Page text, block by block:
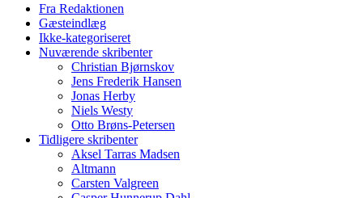
Fra Redaktionen
Gæsteindlæg
Ikke-kategoriseret
Nuværende skribenter
Christian Bjørnskov
Jens Frederik Hansen
Jonas Herby
Niels Westy
Otto Brøns-Petersen
Tidligere skribenter
Aksel Tarras Madsen
Altmann
Carsten Valgreen